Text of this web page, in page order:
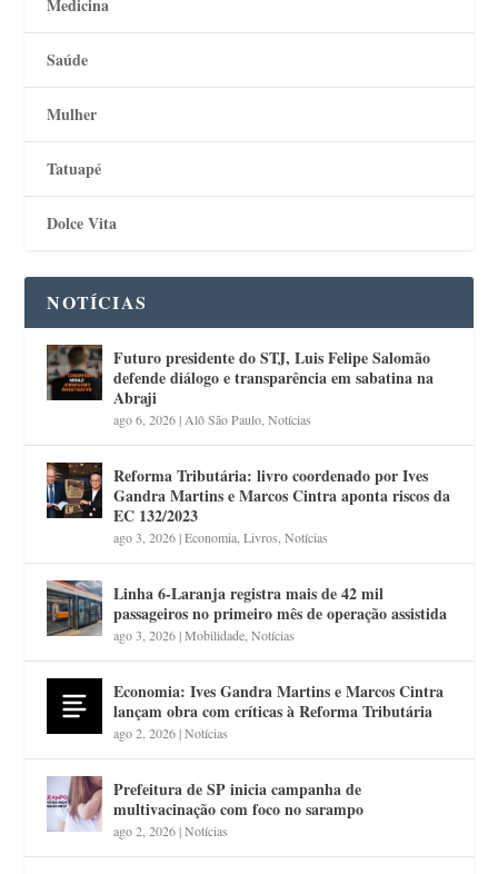
Medicina
Saúde
Mulher
Tatuapé
Dolce Vita
NOTÍCIAS
Futuro presidente do STJ, Luis Felipe Salomão
defende diálogo e transparência em sabatina na
Abraji
ago 6, 2026| Alô São Paulo ,Notícias
Reforma Tributária: livro coordenado por Ives
Gandra Martins e Marcos Cintra aponta riscos da
EC 132/2023
ago 3, 2026|Economia ,Livros ,Notícias
Linha 6-Laranja registra mais de 42 mil
passageiros no primeiro mês de operação assistida
ago 3, 2026|Mobilidade ,Notícias
Economia: Ives Gandra Martins e Marcos Cintra
lançam obra com críticas à Reforma Tributária
ago 2, 2026|Notícias
Prefeitura de SP inicia campanha de
multivacinação com foco no sarampo
ago 2, 2026|Notícias